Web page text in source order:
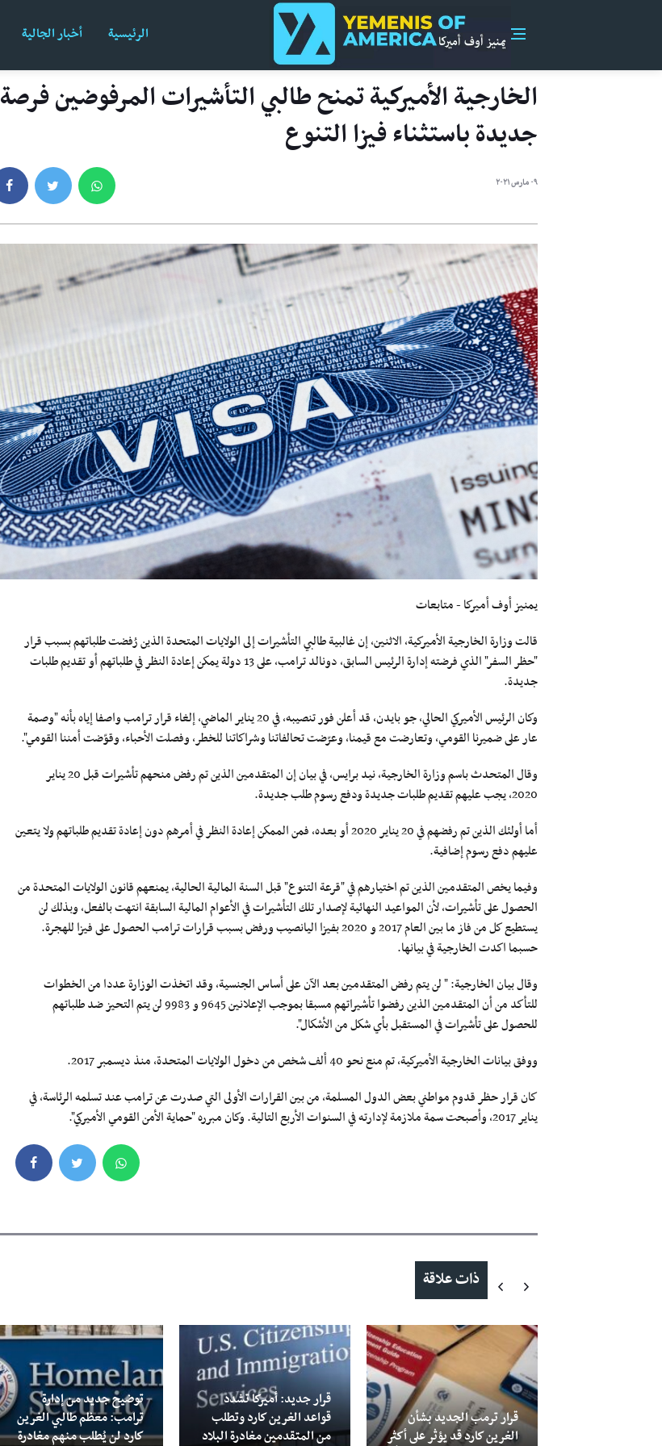
الرئيسية أخبار الجالية
الخارجية الأميركية تمنح طالبي التأشيرات المرفوضين فرصة
جديدة باستثناء فيزا التنوع
٠٩ مارس ٢٠٢١
يمنيز أوف أميركا - متابعات
قالت وزارة الخارجية الأميركية، الاثنين، إن غالبية طالبي التأشيرات إلى الولايات المتحدة الذين رُفضت طلباتهم بسبب قرار
"حظر السفر" الذي فرضته إدارة الرئيس السابق، دونالد ترامب، على 13 دولة يمكن إعادة النظر في طلباتهم أو تقديم طلبات
جديدة.
وكان الرئيس الأميركي الحالي، جو بايدن، قد أعلن فور تنصيبه، في 20 يناير الماضي، إلغاء قرار ترامب واصفا إياه بأنه "وصمة
عار على ضميرنا القومي، وتعارضت مع قيمنا، وعرّضت تحالفاتنا وشراكاتنا للخطر، وفصلت الأحباء، وقوّضت أمننا القومي".
وقال المتحدث باسم وزارة الخارجية، نيد برايس، في بيان إن المتقدمين الذين تم رفض منحهم تأشيرات قبل 20 يناير
2020، يجب عليهم تقديم طلبات جديدة ودفع رسوم طلب جديدة.
أما أولئك الذين تم رفضهم في 20 يناير 2020 أو بعده، فمن الممكن إعادة النظر في أمرهم دون إعادة تقديم طلباتهم ولا يتعين
عليهم دفع رسوم إضافية.
وفيما يخص المتقدمين الذين تم اختيارهم في "قرعة التنوع" قبل السنة المالية الحالية، يمنعهم قانون الولايات المتحدة من
الحصول على تأشيرات، لأن المواعيد النهائية لإصدار تلك التأشيرات في الأعوام المالية السابقة انتهت بالفعل، وبذلك لن
يستطيع كل من فاز ما بين العام 2017 و 2020 بفيزا اليانصيب ورفض بسبب قرارات ترامب الحصول على فيزا للهجرة.
حسبما اكدت الخارجية في بيانها.
وقال بيان الخارجية: " لن يتم رفض المتقدمين بعد الآن على أساس الجنسية، وقد اتخذت الوزارة عددا من الخطوات
للتأكد من أن المتقدمين الذين رفضوا تأشيراتهم مسبقا بموجب الإعلانين 9645 و 9983 لن يتم التحيز ضد طلباتهم
للحصول على تأشيرات في المستقبل بأي شكل من الأشكال".
ووفق بيانات الخارجية الأميركية، تم منع نحو 40 ألف شخص من دخول الولايات المتحدة، منذ ديسمبر 2017.
كان قرار حظر قدوم مواطني بعض الدول المسلمة، من بين القرارات الأولى التي صدرت عن ترامب عند تسلمه الرئاسة، في
يناير 2017، وأصبحت سمة ملازمة لإدارته في السنوات الأربع التالية. وكان مبرره "حماية الأمن القومي الأميركي".
ذات علاقة
توضيح جديد من إدارة
ترامب: معظم طالبي الغرين
كارد لن يُطلب منهم مغادرة
قرار جديد: أميركا تشدد
قواعد الغرين كارد وتطلب
من المتقدمين مغادرة البلاد
قرار ترمب الجديد بشأن
الغرين كارد قد يؤثر على أكثر